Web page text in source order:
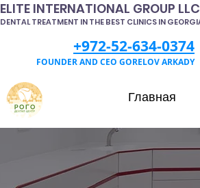
ELITE INTERNATIONAL GROUP LLC
DENTAL TREATMENT IN THE BEST CLINICS IN
+972-52-634-0374
FOUNDER AND CEO GORELOV ARKADY
Главная